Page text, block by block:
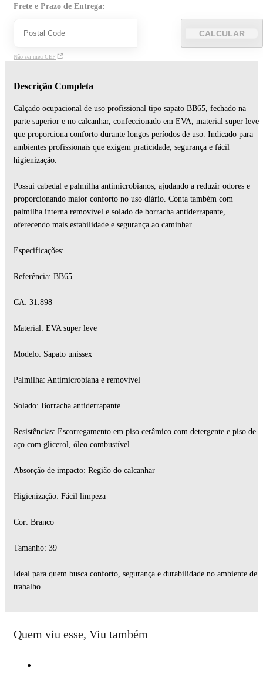
Frete e Prazo de Entrega:
CALCULAR
Não sei meu CEP
Descrição Completa
Calçado ocupacional de uso profissional tipo sapato BB65, fechado na
parte superior e no calcanhar, confeccionado em EVA, material super leve
que proporciona conforto durante longos períodos de uso. Indicado para
ambientes profissionais que exigem praticidade, segurança e fácil
higienização.
Possui cabedal e palmilha antimicrobianos, ajudando a reduzir odores e
proporcionando maior conforto no uso diário. Conta também com
palmilha interna removível e solado de borracha antiderrapante,
oferecendo mais estabilidade e segurança ao caminhar.
Especificações:
Referência: BB65
CA: 31.898
Material: EVA super leve
Modelo: Sapato unissex
Palmilha: Antimicrobiana e removível
Solado: Borracha antiderrapante
Resistências: Escorregamento em piso cerâmico com detergente e piso de
aço com glicerol, óleo combustível
Absorção de impacto: Região do calcanhar
Higienização: Fácil limpeza
Cor: Branco
Tamanho: 39
Ideal para quem busca conforto, segurança e durabilidade no ambiente de
trabalho.
Quem viu esse, Viu também